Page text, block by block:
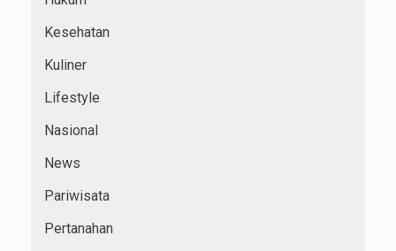
Kesehatan
Kuliner
Lifestyle
Nasional
News
Pariwisata
Pertanahan